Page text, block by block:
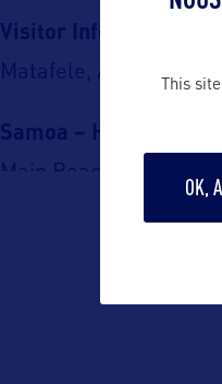
Visitor Information
Matafele, Apia, Samoa
Samoa – Head Office
Main Beach Road
This
OK,